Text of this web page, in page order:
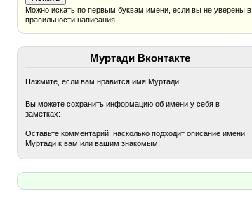
Можно искать по первым буквам имени, если вы не уверены в
правильности написания.
Муртади Вконтакте
Нажмите, если вам нравится имя Муртади:
Вы можете сохранить информацию об имени у себя в
заметках:
Оставьте комментарий, насколько подходит описание имени
Муртади к вам или вашим знакомым: